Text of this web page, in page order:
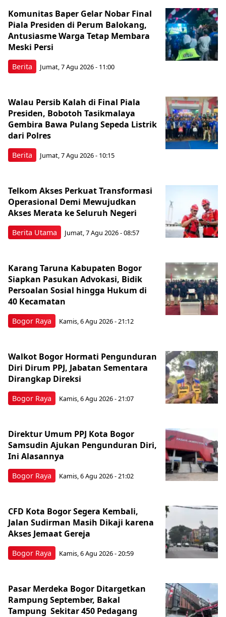
Berita
Komunitas Baper Gelar Nobar Final
Piala Presiden di Perum Balokang,
Antusiasme Warga Tetap Membara
Meski Persi
Jumat, 7 Agu 2026 - 11:00
Berita
Walau Persib Kalah di Final Piala
Presiden, Bobotoh Tasikmalaya
Gembira Bawa Pulang Sepeda Listrik
dari Polres
Jumat, 7 Agu 2026 - 10:15
Berita Utama
Telkom Akses Perkuat Transformasi
Operasional Demi Mewujudkan
Akses Merata ke Seluruh Negeri
Jumat, 7 Agu 2026 - 08:57
Bogor Raya
Karang Taruna Kabupaten Bogor
Siapkan Pasukan Advokasi, Bidik
Persoalan Sosial hingga Hukum di
40 Kecamatan
Kamis, 6 Agu 2026 - 21:12
Bogor Raya
Walkot Bogor Hormati Pengunduran
Diri Dirum PPJ, Jabatan Sementara
Dirangkap Direksi
Kamis, 6 Agu 2026 - 21:07
Bogor Raya
Direktur Umum PPJ Kota Bogor
Samsudin Ajukan Pengunduran Diri,
Ini Alasannya
Kamis, 6 Agu 2026 - 21:02
Bogor Raya
CFD Kota Bogor Segera Kembali,
Jalan Sudirman Masih Dikaji karena
Akses Jemaat Gereja
Kamis, 6 Agu 2026 - 20:59
Pasar Merdeka Bogor Ditargetkan
Rampung September, Bakal
Tampung Sekitar 450 Pedagang